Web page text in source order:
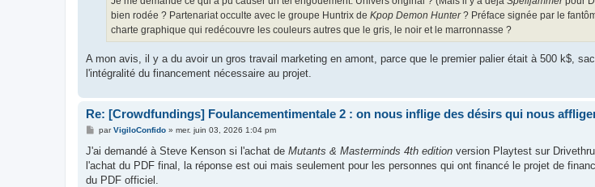
bien rodée ? Partenariat occulte avec le groupe Huntrix de Kpop Demon Hunter? Préface signée par le
charte graphique qui redécouvre les couleurs autres que le gris, le noir et le marronnasse ?
A mon avis, il y a du avoir un gros travail marketing en amont, parce que le premier palier était à 500 k$,
l'intégralité du financement nécessaire au projet.
Re: [Crowdfundings] Foulancementimentale 2 : on nous inflige des désirs qui nous
M
s
a
g
parVigiloConfido» mer. juin 03, 2026 1:04 pm
J'ai demandé à Steve Kenson si l'achat de Mutants & Masterminds 4th edition version Playtest sur
l'achat du PDF final, la réponse est oui mais seulement pour les personnes qui ont financé le projet de
du PDF officiel.